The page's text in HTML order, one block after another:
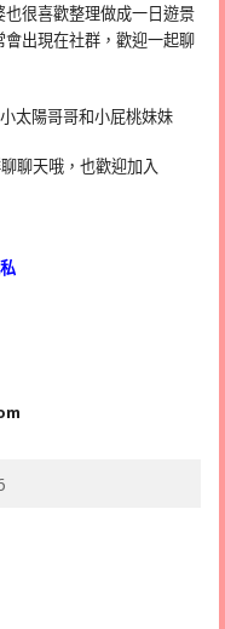
很喜歡整理做成一日遊景
出現在社群，歡迎一起聊
太陽哥哥和小屁桃妹妹
聊天哦，也歡迎加入